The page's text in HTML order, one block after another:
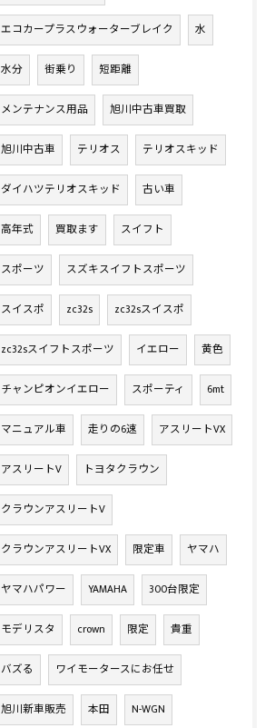
エコカープラスウォーターブレイク 水
水分 街乗り 短距離
メンテナンス用品 旭川中古車買取
旭川中古車 テリオス テリオスキッド
ダイハツテリオスキッド 古い車
高年式 買取ます スイフト
スポーツ スズキスイフトスポーツ
スイスポ zc32s zc32sスイスポ
zc32sスイフトスポーツ イエロー 黄色
チャンピオンイエロー スポーティ 6mt
マニュアル車 走りの6速 アスリートVX
アスリートV トヨタクラウン
クラウンアスリートV
クラウンアスリートVX 限定車 ヤマハ
ヤマハパワー YAMAHA 300台限定
モデリスタ crown 限定 貴重
バズる ワイモータースにお任せ
旭川新車販売 本田 N-WGN